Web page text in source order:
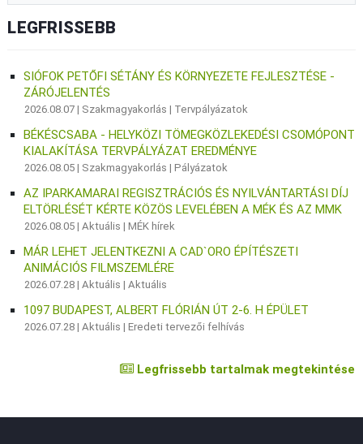
LEGFRISSEBB
SIÓFOK PETŐFI SÉTÁNY ÉS KÖRNYEZETE FEJLESZTÉSE -
ZÁRÓJELENTÉS
2026.08.07 | Szakmagyakorlás | Tervpályázatok
BÉKÉSCSABA - HELYKÖZI TÖMEGKÖZLEKEDÉSI CSOMÓPONT
KIALAKÍTÁSA TERVPÁLYÁZAT EREDMÉNYE
2026.08.05 | Szakmagyakorlás |Pályázatok
AZ IPARKAMARAI REGISZTRÁCIÓS ÉS NYILVÁNTARTÁSI DÍJ
ELTÖRLÉSÉT KÉRTE KÖZÖS LEVELÉBEN A MÉK ÉS AZ MMK
2026.08.05 |Aktuális |MÉK hírek
MÁR LEHET JELENTKEZNI A CAD`ORO ÉPÍTÉSZETI
ANIMÁCIÓS FILMSZEMLÉRE
2026.07.28 |Aktuális |Aktuális
1097 BUDAPEST, ALBERT FLÓRIÁN ÚT 2-6. H ÉPÜLET
2026.07.28 |Aktuális |Eredeti tervezői felhívás
Legfrissebb tartalmak megtekintése